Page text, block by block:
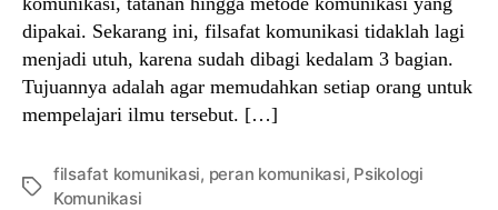
dipakai. Sekarang ini, filsafat komunikasi tidaklah lagi
menjadi utuh, karena sudah dibagi kedalam 3 bagian.
Tujuannya adalah agar memudahkan setiap orang untuk
mempelajari ilmu tersebut. […]
Tags
filsafat komunikasi, peran komunikasi, Psikologi
Komunikasi